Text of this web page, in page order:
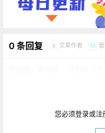
0 条回复 A 文章作者 M
您必须登录或注